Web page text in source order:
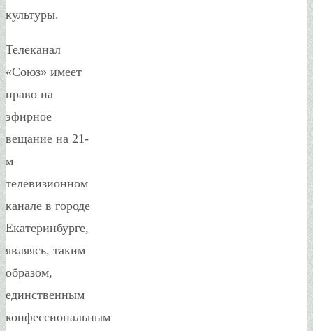
культуры.
Телеканал
«Союз» имеет
право на
эфирное
вещание на 21-
м
телевизионном
канале в городе
Екатеринбурге,
являясь, таким
образом,
единственным
конфессиональным